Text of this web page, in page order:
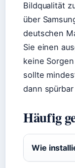
Bildqualität
über
deutschen
Sie einen
keine
sollte
dann
Häufig
Wie